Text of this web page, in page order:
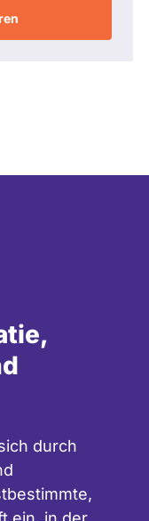
durch